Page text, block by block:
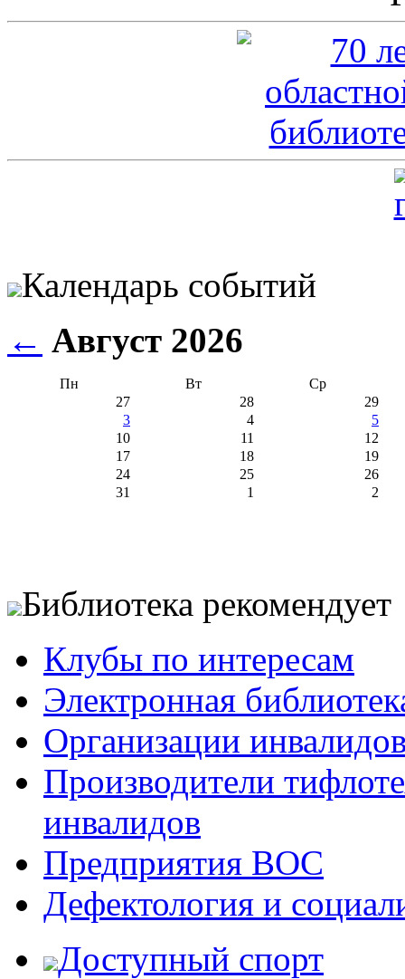
Календарь событий
← Август 2026
Пн Вт
Ср
27
28
29
3
4
5
10
11
12
17
18
19
24
25
26
31
1 2
Библиотека рекомендует
Клубы по интересам
Электронная
Организации
Производители
инвалидов
Предприятия ВОС
Дефектология и
Доступный спорт